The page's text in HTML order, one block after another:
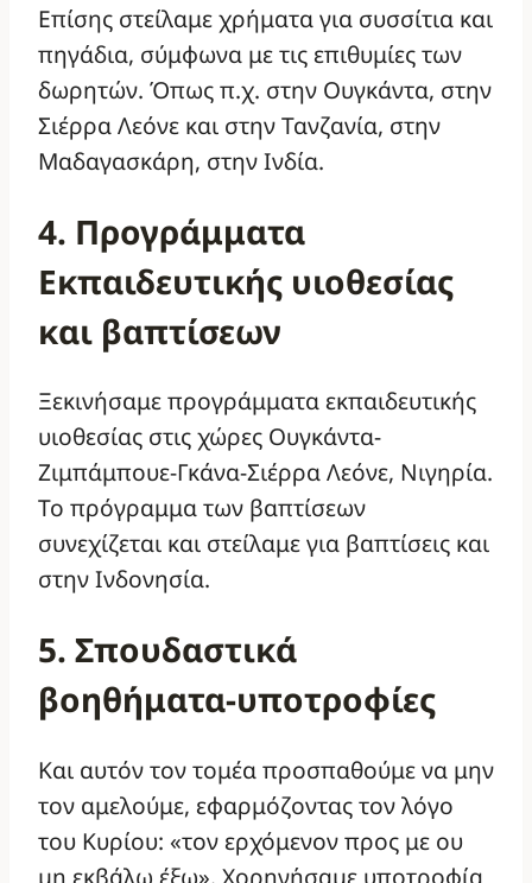
Επίσης στείλαμε χρήματα για συσσίτια και
πηγάδια, σύμφωνα με τις επιθυμίες των
δωρητών. Όπως π.χ. στην Ουγκάντα, στην
Σιέρρα Λεόνε και στην Τανζανία, στην
Μαδαγασκάρη, στην Ινδία.
4. Προγράμματα
Εκπαιδευτικής υιοθεσίας
και βαπτίσεων
Ξεκινήσαμε προγράμματα εκπαιδευτικής
υιοθεσίας στις χώρες Ουγκάντα-
Ζιμπάμπουε-Γκάνα-Σιέρρα Λεόνε, Νιγηρία.
Το πρόγραμμα των βαπτίσεων
συνεχίζεται και στείλαμε για βαπτίσεις και
στην Ινδονησία.
5. Σπουδαστικά
βοηθήματα-υποτροφίες
Και αυτόν τον τομέα προσπαθούμε να μην
τον αμελούμε, εφαρμόζοντας τον λόγο
του Κυρίου: «τον ερχόμενον προς με ου
μη εκβάλω έξω». Χορηγήσαμε υποτροφία